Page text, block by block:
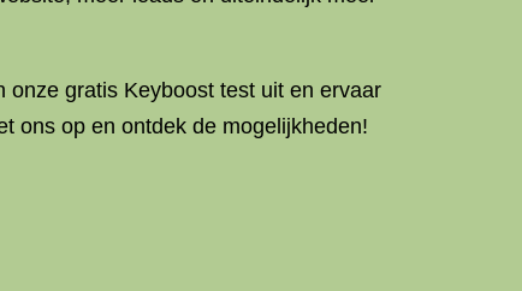
gratis Keyboost test uit en ervaar
ons op en ontdek de mogelijkheden!